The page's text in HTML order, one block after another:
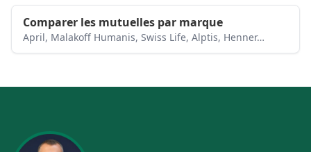
Comparer les mutuelles par marque
April, Malakoff Humanis, Swiss Life, Alptis, Henner…